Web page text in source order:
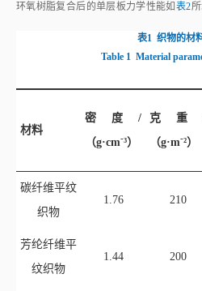
环氧树脂复合后的单层板力学性能如 表2所
表1 织物的材
Table 1 Material
材料
密度/
（g·cm-³）
克重
（g·m-²）
碳纤维平纹
织物
1.76 210
芳纶纤维平
纹织物
1.44 200